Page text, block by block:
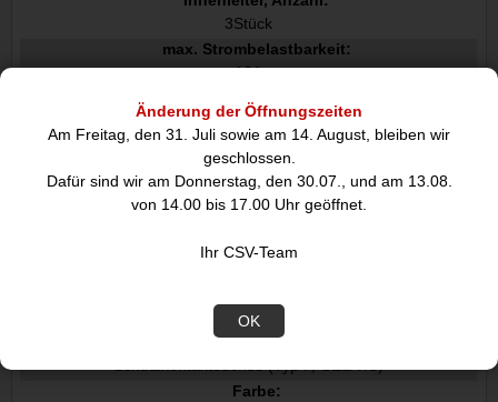
Änderung der Öffnungszeiten
Am Freitag, den 31. Juli sowie am 14. August, bleiben wir
geschlossen.
Dafür sind wir am Donnerstag, den 30.07., und am 13.08.
von 14.00 bis 17.00 Uhr geöffnet.
Ihr CSV-Team
OK
3Stück
max. Strombelastbarkeit:
16A
Leitungstypenkurzzeichen:
H05-VV-F3G
max. Leistung:
Nennspannung:
Schutzkontaktstecker Hybrid (Typ E/F, CEE 7/7) 90°
Anschluss 2, Typ:
Schutzkontaktbuchse (Typ F, CEE 7/3)
Farbe: